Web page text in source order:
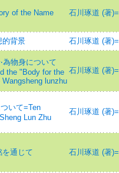
of the Name 石川琢道 (著
的背景 石川琢道 (著
為物身について
the "Body for the
lunzhu
石川琢道 (著
いて=Ten
Lun Zhu
石川琢道 (著
通じて 石川琢道 (著